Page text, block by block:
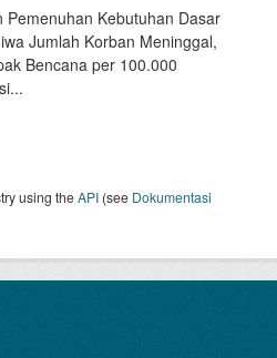
Pemenuhan Kebutuhan Dasar
Jumlah Korban Meninggal,
Bencana per 100.000
using theAPI (see Dokumentasi